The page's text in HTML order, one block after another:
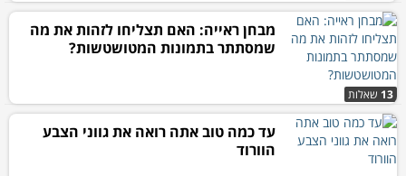
13 שאלות
מבחן ראייה: האם תצליחו לזהות את מה
שמסתתר בתמונות המטושטשות?
עד כמה טוב אתה רואה את גווני הצבע
הוורוד